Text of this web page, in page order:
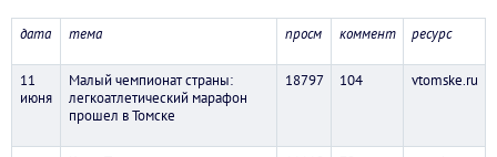
дата тема просм коммент ресурс
11
июня
Малый чемпионат страны:
легкоатлетический марафон
прошел в Томске
18797 104 vtomske.ru